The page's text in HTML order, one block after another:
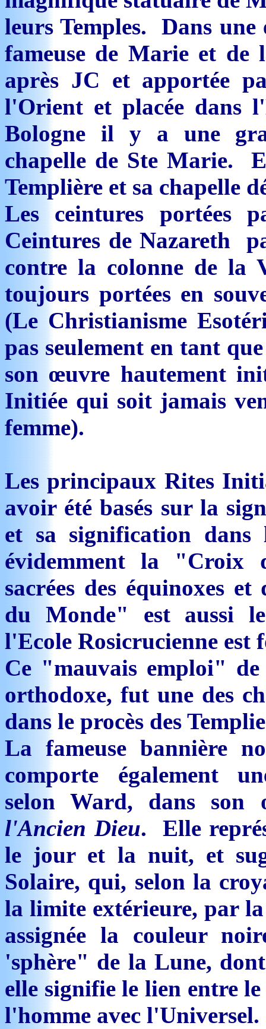
leurs Temples. Dans
fameuse de Marie et de
après JC et apportée
l'Orient et placée dans
Bologne il y a une
chapelle de Ste Marie.
Templière et sa chapelle
Les ceintures portées
Ceintures de Nazareth
contre la colonne de la
toujours portées en
(Le Christianisme
pas seulement en tant
son œuvre hautement
Initiée qui soit jamais
femme).
Les principaux Rites
avoir été basés sur la
et sa signification
évidemment la "Croix
sacrées des équinoxes
du Monde" est aussi
l'Ecole Rosicrucienne est
Ce "mauvais emploi"
orthodoxe, fut une des
dans le procès des
La fameuse bannière
comporte également
selon Ward, dans son
l'Ancien Dieu. Elle
le jour et la nuit, et
Solaire, qui, selon la
la limite extérieure, par
assignée la couleur
'sphère" de la Lune,
elle signifie le lien entre
l'homme avec l'Universel.